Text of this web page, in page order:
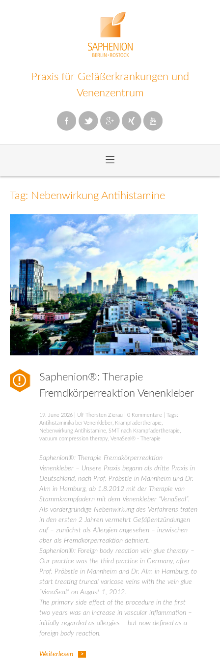
Praxis für Gefäßerkrankungen und
Venenzentrum
≡
Inhalt
Tag: Nebenwirkung Antihistamine
Saphenion®: Therapie
Fremdkörperreaktion Venenkleber
19. June 2026 Ulf Thorsten Zierau 0 Kommentare | Tags:
Antihistaminika bei Venenkleber, Krampfadertherapie,
Nebenwirkung Antihistamine, SMT nach Krampfadertherapie,
vacuum compression therapy, VenaSeal® - Therapie
Saphenion®: Therapie Fremdkörperreaktion
Venenkleber – Unsere Praxis begann als dritte Praxis in
Deutschland, nach Prof. Pröbstle in Mannheim und Dr.
Alm in Hamburg, ab 1.8.2012 mit der Therapie von
Stammkrampfadern mit dem Venenkleber “VenaSeal”.
Als vordergründige Nebenwirkung des Verfahrens traten
in den ersten 2 Jahren vermehrt Gefäßentzündungen
auf – zunächst als Allergien angesehen – inzwischen
aber als Fremdkörperreaktion definiert.
Saphenion®: Foreign body reaction vein glue therapy –
Our practice was the third practice in Germany, after
Prof. Pröbstle in Mannheim and Dr. Alm in Hamburg, to
start treating truncal varicose veins with the vein glue
“VenaSeal” on August 1, 2012.
The primary side effect of the procedure in the first
two years was an increase in vascular inflammation –
initially regarded as allergies – but now defined as a
foreign body reaction.
Weiterlesen